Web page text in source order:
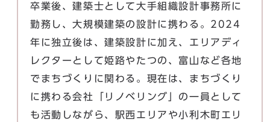
卒業後、建築士として大手組織設計事務所に
勤務し、大規模建築の設計に携わる。2024
年に独立後は、建築設計に加え、エリアディ
レクターとして姫路やたつの、富山など各地
でまちづくりに関わる。現在は、まちづくり
に携わる会社「リノベリング」の一員として
も活動しながら、駅西エリアや小利木町エリ